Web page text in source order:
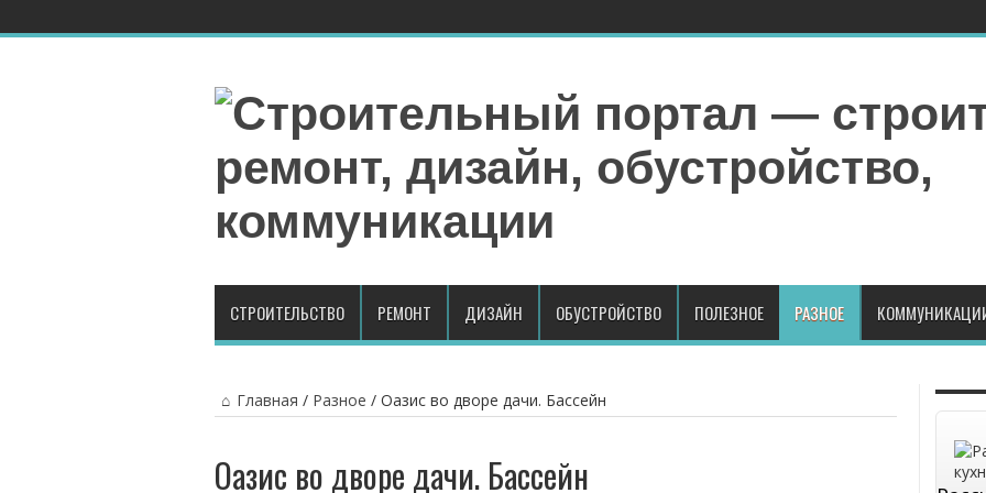
СТРОИТЕЛЬСТВО РЕМОНТ ДИЗАЙН ОБУСТРОЙСТВО ПОЛЕЗНОЕ РАЗНОЕ
Главная / Разное / Оазис во дворе дачи. Бассейн
Оазис во дворе дачи. Бассейн